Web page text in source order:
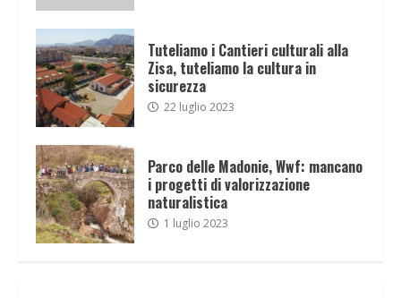
Tuteliamo i Cantieri culturali alla
Zisa, tuteliamo la cultura in
sicurezza
22 luglio 2023
Parco delle Madonie, Wwf: mancano
i progetti di valorizzazione
naturalistica
1 luglio 2023